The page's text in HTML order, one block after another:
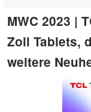
MWC 2023 |
Zoll Tablets,
weitere